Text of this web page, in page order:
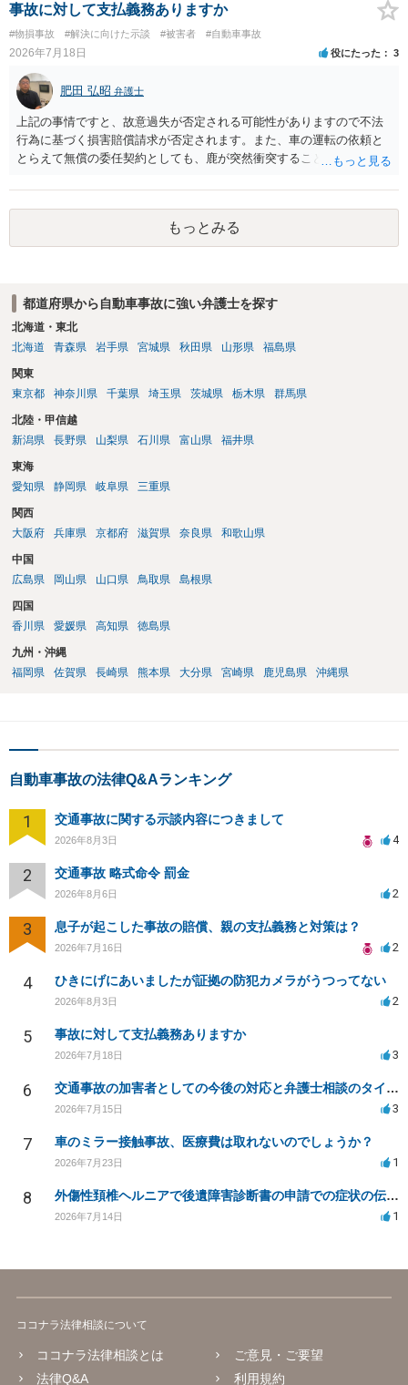
事故に対して支払義務ありますか
#物損事故 #解決に向けた示談 #被害者 #自動車事故
2026年7月18日 役にたった 3
肥田 弘昭 弁護士
上記の事情ですと、故意過失が否定される可能性がありますので不法
行為に基づく損害賠償請求が否定されます。また、車の運転の依頼と
とらえて無償の委任契約としても、鹿が突然衝突することは予見がで
償請求も成立しない可能性があります。以上の理由から支払義務は否
定される可能性が高いです。ご参考にしてください。
もっとみる
都道府県から自動車事故に強い弁護士を探す
北海道・東北
北海道
青森県 岩手県 宮城県 秋田県 山形県 福島県
関東
東京都
神奈川県 千葉県 埼玉県 茨城県 栃木県 群馬県
北陸・甲信越
新潟県
長野県 山梨県 石川県 富山県 福井県
東海
愛知県
静岡県 岐阜県 三重県
関西
大阪府
兵庫県 京都府 滋賀県 奈良県 和歌山県
中国
広島県
岡山県 山口県 鳥取県 島根県
四国
香川県
愛媛県 高知県 徳島県
九州・沖縄
福岡県
佐賀県 長崎県 熊本県 大分県 宮崎県 鹿児島県 沖縄県
自動車事故の法律Q&Aランキング
1 交通事故に関する示談内容につきまして
2026年8月3日 4
2 交通事故 略式命令 罰金
2026年8月6日 2
3 息子が起こした事故の賠償、親の支払義務と対策は？
2026年7月16日 2
4 ひきにげにあいましたが証拠の防犯カメラがうつってない
2026年8月3日 2
5 事故に対して支払義務ありますか
2026年7月18日 3
6 交通事故の加害者としての今後の対応と弁護士相談のタイミングは？
2026年7月15日 3
7 車のミラー接触事故、医療費は取れないのでしょうか？
2026年7月23日 1
8 外傷性頚椎ヘルニアで後遺障害診断書の申請での症状の伝え方等
2026年7月14日 1
ココナラ法律相談について
ココナラ法律相談とは
法律Q&A
ご意見・ご要望
利用規約